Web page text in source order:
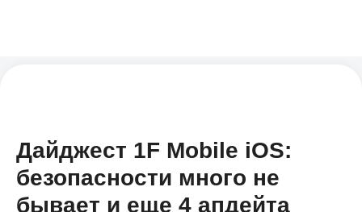
Дайджест 1F Mobile iOS:
безопасности много не
бывает и еще 4 апдейта